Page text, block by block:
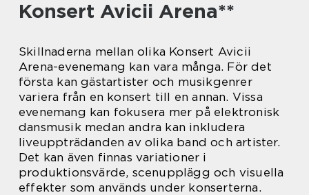
Konsert Avicii Arena**
Skillnaderna mellan olika Konsert Avicii
Arena-evenemang kan vara många. För det
första kan gästartister och musikgenrer
variera från en konsert till en annan. Vissa
evenemang kan fokusera mer på elektronisk
dansmusik medan andra kan inkludera
liveuppträdanden av olika band och artister.
Det kan även finnas variationer i
produktionsvärde, scenupplägg och visuella
effekter som används under konserterna.